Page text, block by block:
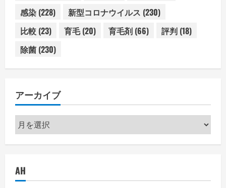
感染 (228) 新型コロナウイルス (230)
比較 (23) 育毛(20) 育毛剤 (66) 評判 (18)
除菌 (230)
アーカイブ
ア
ー
ブ
AH